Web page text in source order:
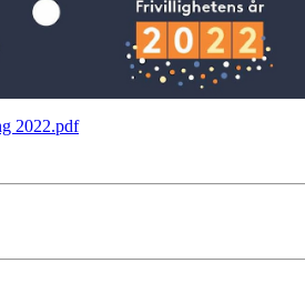
2022.pdf